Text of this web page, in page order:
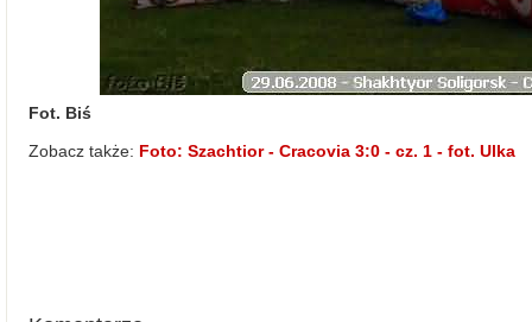
Fot. Biś
Zobacz także: Foto: Szachtior - Cracovia 3:0 - cz. 1 - fot. Ulka